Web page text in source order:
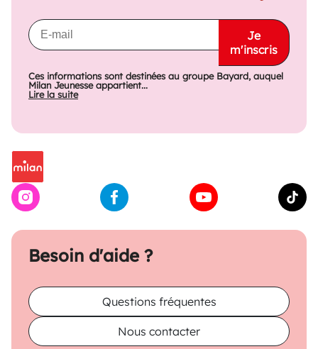
Besoin d'aide ?
Questions fréquentes
Nous contacter
Je
m'inscris
Ces informations sont destinées au groupe Bayard, auquel
Milan Jeunesse appartient...
Lire la suite